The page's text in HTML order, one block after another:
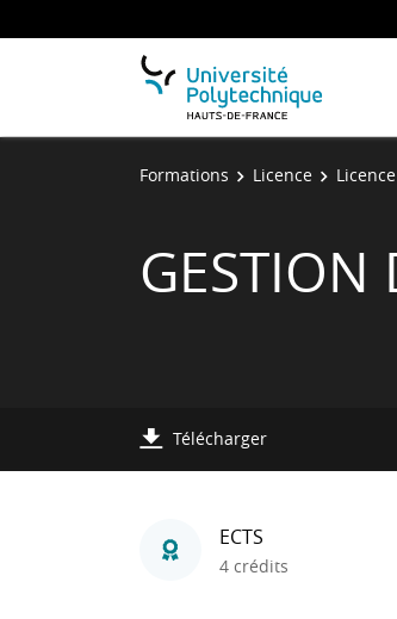
Formations Licence
GESTION
Télécharger
ECTS
4 crédits